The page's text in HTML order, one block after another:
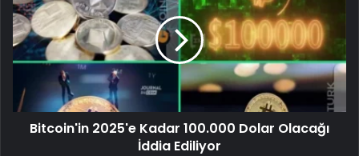
Bitcoin'in 2025'e Kadar 100.000 Dolar Olacağı
İddia Ediliyor